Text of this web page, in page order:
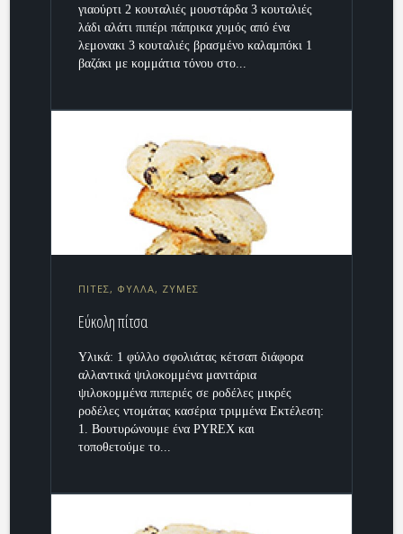
γιαούρτι 2 κουταλιές μουστάρδα 3 κουταλιές
λάδι αλάτι πιπέρι πάπρικα χυμός από ένα
λεμονακι 3 κουταλιές βρασμένο καλαμπόκι 1
βαζάκι με κομμάτια τόνου στο...
ΠΙΤΕΣ, ΦΥΛΛΑ, ΖΥΜΕΣ
Εύκολη πίτσα
Υλικά: 1 φύλλο σφολιάτας κέτσαπ διάφορα
αλλαντικά ψιλοκομμένα μανιτάρια
ψιλοκομμένα πιπεριές σε ροδέλες μικρές
ροδέλες ντομάτας κασέρια τριμμένα Εκτέλεση:
1. Βουτυρώνουμε ένα PYREX και
τοποθετούμε το...